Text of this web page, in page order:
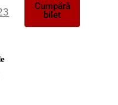
Cumpără
bilet